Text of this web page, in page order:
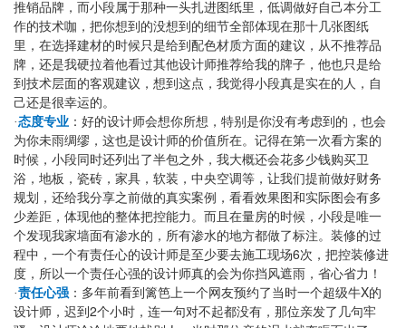
推销品牌，而小段属于那种一头扎进图纸里，低调做好自己本分工
作的技术咖，把你想到的没想到的细节全部体现在那十几张图纸
里，在选择建材的时候只是给到配色材质方面的建议，从不推荐品
牌，还是我硬拉着他看过其他设计师推荐给我的牌子，他也只是给
到技术层面的客观建议，想到这点，我觉得小段真是实在的人，自
己还是很幸运的。
·态度专业 ：好的设计师会想你所想，特别是你没有考虑到的，也会
为你未雨绸缪，这也是设计师的价值所在。记得在第一次看方案的
时候，小段同时还列出了半包之外，我大概还会花多少钱购买卫
浴，地板，瓷砖，家具 ，软装，中央空调等，让我们提前做好财务
规划，还给我分享之前做的真实案例，看看效果图和实际图会有多
少差距，体现他的整体把控能力。而且在量房的时候，小段是唯一
个发现我家墙面有渗水的，所有渗水的地方都做了标注。装修的过
程中，一个有责任心的设计师是至少要去施工现场6次，把控装修进
度，所以一个责任心强的设计师真的会为你挡风遮雨，省心省力！
·责任心强 ：多年前看到篱笆上一个网友预约了当时一个超级牛X的
设计师，迟到 2个小时，连一句对不起都没有，那位亲发了几句牢